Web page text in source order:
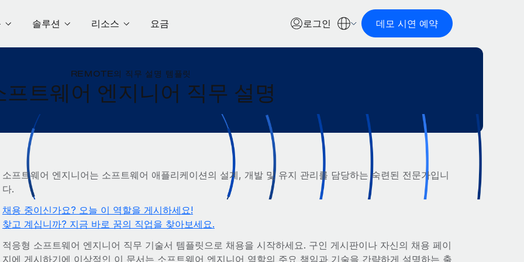
솔루션 리소스 요금 로그인 데모 시연 예약
REMOTE의 직무 설명 템플릿
프트웨어 엔지니어 직무 설명
소프트웨어 엔지니어는 소프트웨어 애플리케이션의 설계, 개발 및 유지 관리를 담당하는 숙련된 전문가입니
다.
채용 중이신가요? 오늘 이 역할을 게시하세요!
찾고 계십니까? 지금 바로 꿈의 직업을 찾아보세요.
적응형 소프트웨어 엔지니어 직무 기술서 템플릿으로 채용을 시작하세요. 구인 게시판이나 자신의 채용 페이
지에 게시하기에 이상적인 이 문서는 소프트웨어 엔지니어 역할의 주요 책임과 기술을 간략하게 설명하는 출